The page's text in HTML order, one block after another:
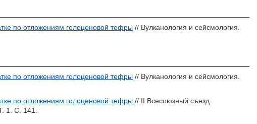
по отложениям голоценовой тефры // Вулканология и сейсмология.
по отложениям голоценовой тефры // Вулканология и сейсмология.
по отложениям голоценовой тефры // II Всесоюзный съезд
1. С. 141.